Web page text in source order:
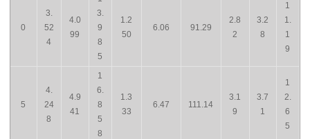
0
3.
52
4
4.0
99
3.
9
8
5
1.2
50
6.06 91.29
2.8
2
3.2
8
1
1.
1
9
5
4.
24
8
4.9
41
1
6.
8
5
8
1.3
33
6.47 111.14
3.1
9
3.7
1
1
2.
6
5